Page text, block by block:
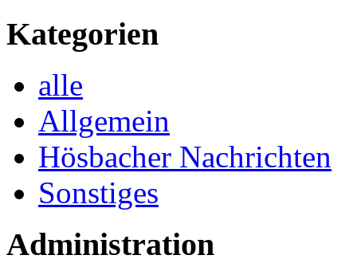
Kategorien
alle
Allgemein
Hösbacher Nachrichten
Sonstiges
Administration